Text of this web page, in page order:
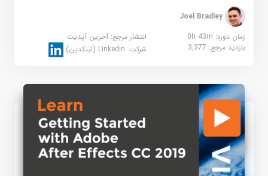
Joel Bradley
زمان دوره: 0h 43m
انتشار مرجع:آخرین آپدیت
بازدید مرجع:3,377 شرکت:Linkedin (لینکدین)